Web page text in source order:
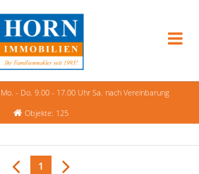
Mo. - Do. 9.00 - 17.00 Uhr Sa. nach Vereinbarung
Objekte: 125
1